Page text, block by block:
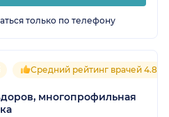
только по телефону
Средний рейтинг врачей 4.8
многопрофильная